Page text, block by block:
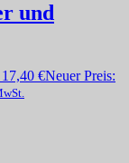
und
€Neuer Preis: